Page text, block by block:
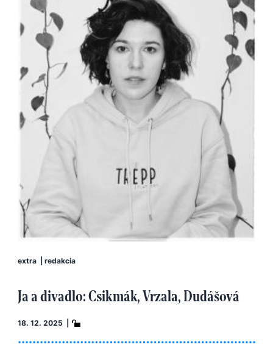
extra redakcia
Ja a divadlo: Csikmák, Vrzala, Dudášová
18. 12. 2025 |